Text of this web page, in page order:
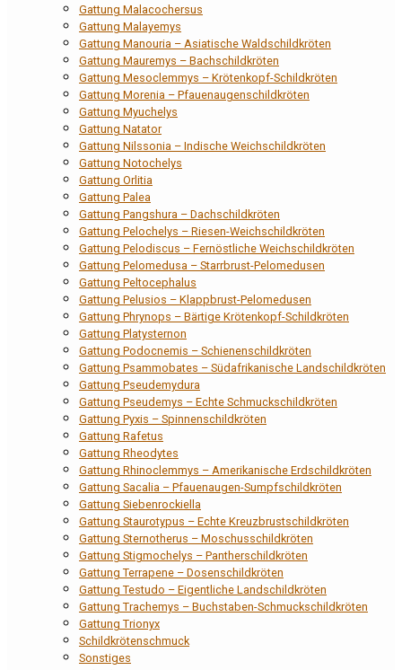
Gattung Malacochersus
Gattung Malayemys
Gattung Manouria – Asiatische Waldschildkröten
Gattung Mauremys – Bachschildkröten
Gattung Mesoclemmys – Krötenkopf-Schildkröten
Gattung Morenia – Pfauenaugenschildkröten
Gattung Myuchelys
Gattung Natator
Gattung Nilssonia – Indische Weichschildkröten
Gattung Notochelys
Gattung Orlitia
Gattung Palea
Gattung Pangshura – Dachschildkröten
Gattung Pelochelys – Riesen-Weichschildkröten
Gattung Pelodiscus – Fernöstliche Weichschildkröten
Gattung Pelomedusa – Starrbrust-Pelomedusen
Gattung Peltocephalus
Gattung Pelusios – Klappbrust-Pelomedusen
Gattung Phrynops – Bärtige Krötenkopf-Schildkröten
Gattung Platysternon
Gattung Podocnemis – Schienenschildkröten
Gattung Psammobates – Südafrikanische Landschildkröten
Gattung Pseudemydura
Gattung Pseudemys – Echte Schmuckschildkröten
Gattung Pyxis – Spinnenschildkröten
Gattung Rafetus
Gattung Rheodytes
Gattung Rhinoclemmys – Amerikanische Erdschildkröten
Gattung Sacalia – Pfauenaugen-Sumpfschildkröten
Gattung Siebenrockiella
Gattung Staurotypus – Echte Kreuzbrustschildkröten
Gattung Sternotherus – Moschusschildkröten
Gattung Stigmochelys – Pantherschildkröten
Gattung Terrapene – Dosenschildkröten
Gattung Testudo – Eigentliche Landschildkröten
Gattung Trachemys – Buchstaben-Schmuckschildkröten
Gattung Trionyx
Schildkrötenschmuck
Sonstiges